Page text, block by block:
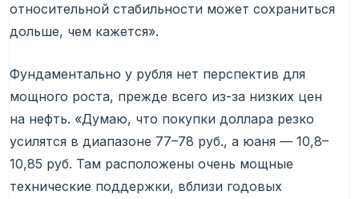
относительной стабильности может сохраниться
дольше, чем кажется».
Фундаментально у рубля нет перспектив для
мощного роста, прежде всего из-за низких цен
на нефть. «Думаю, что покупки доллара резко
усилятся в диапазоне 77–78 руб., а юаня — 10,8–
10,85 руб. Там расположены очень мощные
технические поддержки, вблизи годовых